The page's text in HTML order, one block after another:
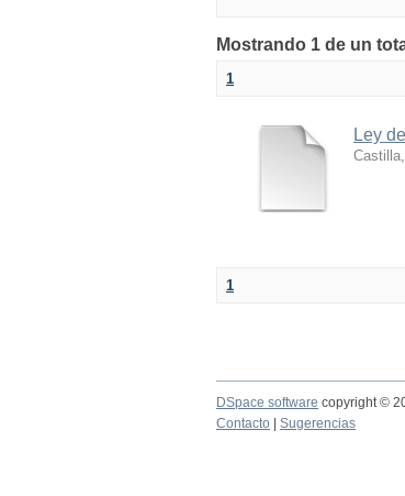
Mostrando 1 de un
1
Ley
1
DSpace software copyright ©
Contacto
Sugerencias